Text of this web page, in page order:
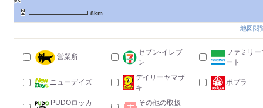
8km
地図閲
営業所
セブン-イレブ
ン
ファミリー
ート
ニューデイズ
デイリーヤマザ
キ
ポプラ
PUDOロッカ
その他の取扱